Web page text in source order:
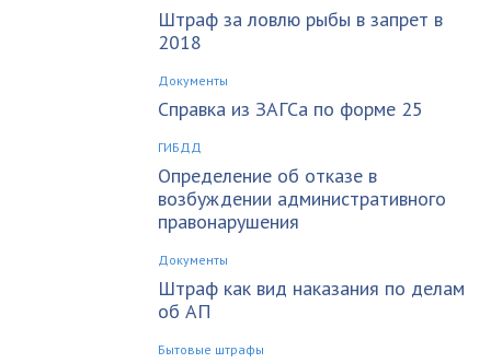
Штраф за ловлю рыбы в запрет в
2018
Документы
Справка из ЗАГСа по форме 25
ГИБДД
Определение об отказе в
возбуждении административного
правонарушения
Документы
Штраф как вид наказания по делам
об АП
Бытовые штрафы